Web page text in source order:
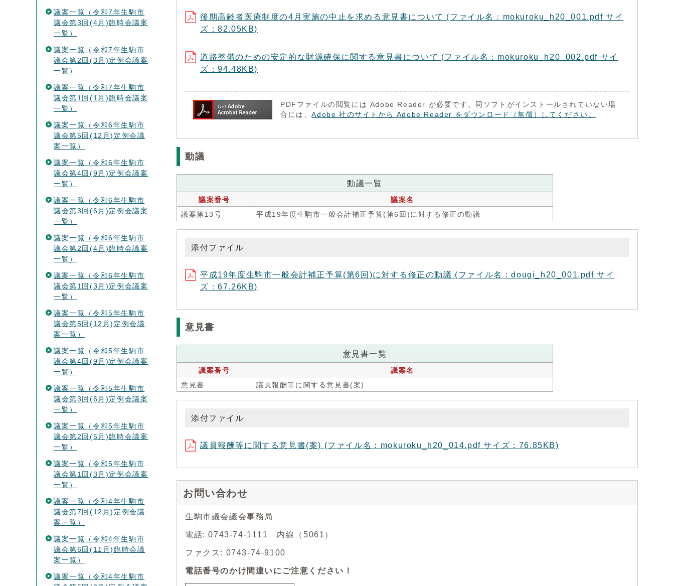
後期高齢者医療制度の4月実施の中止を求める意見書について (ファイル名：mokuroku_h20_001.pdf サイ
ズ：82.05KB)
道路整備のための安定的な財源確保に関する意見書について (ファイル名：mokuroku_h20_002.pdf サイ
ズ：94.48KB)
PDFファイルの閲覧には Adobe Reader が必要です。同ソフトがインストールされていない場
合には、Adobe 社のサイトから Adobe Reader をダウンロード（無償）してください。
動議
動議一覧
議案番号
議案名
議案第13号
平成19年度生駒市一般会計補正予算(第6回)に対する修正の動議
添付ファイル
平成19年度生駒市一般会計補正予算(第6回)に対する修正の動議 (ファイル名：dougi_h20_001.pdf サイ
ズ：67.26KB)
意見書
意見書一覧
議案番号
議案名
意見書
議員報酬等に関する意見書(案)
添付ファイル
議員報酬等に関する意見書(案) (ファイル名：mokuroku_h20_014.pdf サイズ：76.85KB)
お問い合わせ
生駒市議会議会事務局
電話: 0743-74-1111 内線（5061）
ファクス: 0743-74-9100
電話番号のかけ間違いにご注意ください！
議案一覧（令和7年生駒市
議会第3回(4月)臨時会議案
一覧）
議案一覧（令和7年生駒市
議会第2回(3月)定例会議案
一覧）
議案一覧（令和7年生駒市
議会第1回(1月)臨時会議案
一覧）
議案一覧（令和6年生駒市
議会第5回(12月)定例会議
案一覧）
議案一覧（令和6年生駒市
議会第4回(9月)定例会議案
一覧）
議案一覧（令和6年生駒市
議会第3回(6月)定例会議案
一覧）
議案一覧（令和6年生駒市
議会第2回(4月)臨時会議案
一覧）
議案一覧（令和6年生駒市
議会第1回(3月)定例会議案
一覧）
議案一覧（令和5年生駒市
議会第5回(12月)定例会議
案一覧）
議案一覧（令和5年生駒市
議会第4回(9月)定例会議案
一覧）
議案一覧（令和5年生駒市
議会第3回(6月)定例会議案
一覧）
議案一覧（令和5年生駒市
議会第2回(5月)臨時会議案
一覧）
議案一覧（令和5年生駒市
議会第1回(3月)定例会議案
一覧）
議案一覧（令和4年生駒市
議会第7回(12月)定例会議
案一覧）
議案一覧（令和4年生駒市
議会第6回(11月)臨時会議
案一覧）
議案一覧（令和4年生駒市